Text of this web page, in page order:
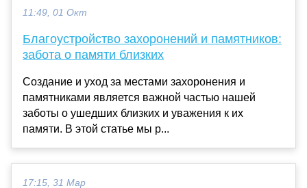
11:49, 01 Окт
Благоустройство захоронений и памятников:
забота о памяти близких
Создание и уход за местами захоронения и
памятниками является важной частью нашей
заботы о ушедших близких и уважения к их
памяти. В этой статье мы р...
17:15, 31 Мар